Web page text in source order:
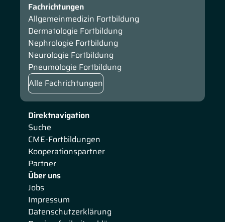
Direktnavigation
Suche
CME-Fortbildungen
Kooperationspartner
Partner
Über uns
Jobs
Impressum
Datenschutzerklärung
Fachrichtungen
Allgemeinmedizin Fortbildung
Dermatologie Fortbildung
Nephrologie Fortbildung
Neurologie Fortbildung
Pneumologie Fortbildung
Alle Fachrichtungen